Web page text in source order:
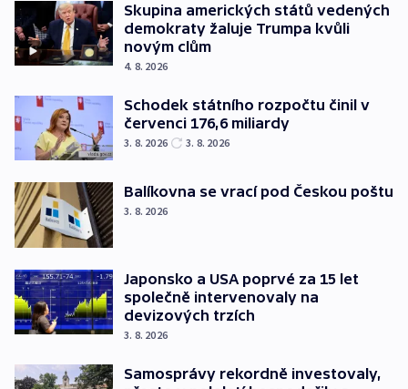
Skupina amerických států vedených
demokraty žaluje Trumpa kvůli
novým clům
4. 8. 2026
Schodek státního rozpočtu činil v
červenci 176,6 miliardy
3. 8. 2026 3. 8. 2026
Balíkovna se vrací pod Českou poštu
3. 8. 2026
Japonsko a USA poprvé za 15 let
společně intervenovaly na
devizových trzích
3. 8. 2026
Samosprávy rekordně investovaly,